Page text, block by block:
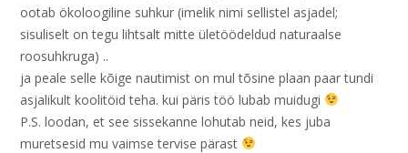
ootab ökoloogiline suhkur (imelik nimi sellistel asjadel;
sisuliselt on tegu lihtsalt mitte ületöödeldud naturaalse
roosuhkruga) ..
ja peale selle kõige nautimist on mul tõsine plaan paar tundi
asjalikult koolitöid teha. kui päris töö lubab muidugi
P.S. loodan, et see sissekanne lohutab neid, kes juba
muretsesid mu vaimse tervise pärast